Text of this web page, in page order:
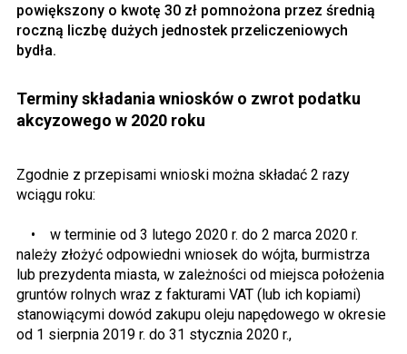
powiększony o kwotę 30 zł pomnożona przez średnią
roczną liczbę dużych jednostek przeliczeniowych
bydła.
Terminy składania wniosków o zwrot podatku
akcyzowego w 2020 roku
Zgodnie z przepisami wnioski można składać 2 razy
wciągu roku:
• w terminie od 3 lutego 2020 r. do 2 marca 2020 r.
należy złożyć odpowiedni wniosek do wójta, burmistrza
lub prezydenta miasta, w zależności od miejsca położenia
gruntów rolnych wraz z fakturami VAT (lub ich kopiami)
stanowiącymi dowód zakupu oleju napędowego w okresie
od 1 sierpnia 2019 r. do 31 stycznia 2020 r.,